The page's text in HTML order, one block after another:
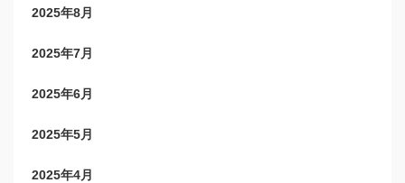
2025年8月
2025年7月
2025年6月
2025年5月
2025年4月